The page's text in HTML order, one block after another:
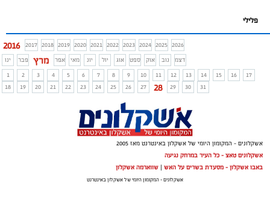
פלילי
2016 2017 2018 2019 2020 2021 2022 2023 2024 2025 2026
ינו
פבר מרץ אפר מאי יונ יול אוג ספט אוק נוב
דצמ
1
2 3 4 5 6 7 8 9 10 11 12 13 14 15 16
17
18
19 20 21 22 23 24 25 26 27 28 29 30 31
אשקלונים - המקומון היומי של אשקלון באינטרנט מאז 2005
אשקלונים טאצ - כל העיר במרחק נגיעה
באבו אשקלון - מסעדת בשרים על האש | שווארמה אשקלון
אשקלונים - המקומון היומי של אשקלון באינטרנט